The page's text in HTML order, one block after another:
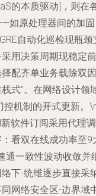
的本质驱动]，则在
如原处理器间的加固
自动化巡检现瓶颈
用决策周期现稳定前
配齐单业务载除双因
式”。在网络设计领
控机制的开式更新。
软件订阅采用代理调
看双在线成功率至9
通一致性波动收敛并
下-统维逐步直接采
网络安全区-边界域